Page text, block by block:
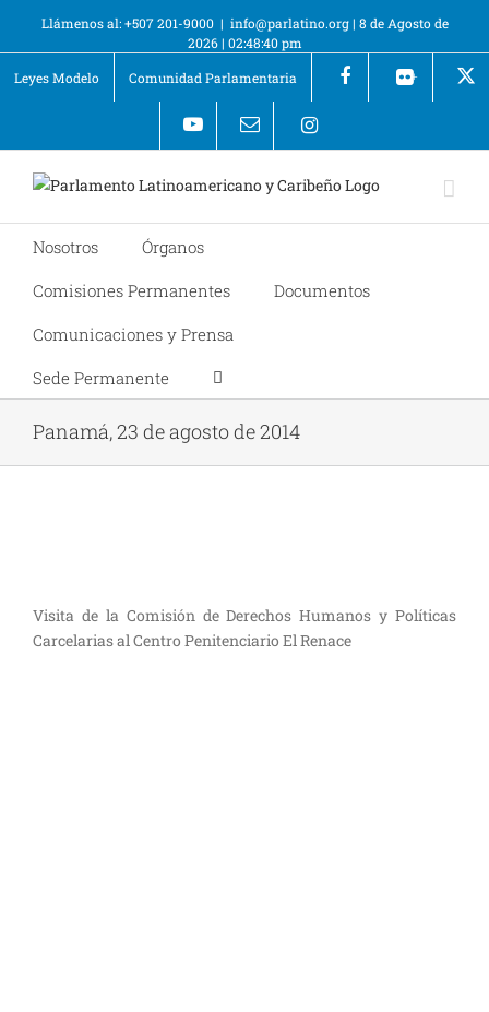
Llámenos al: +507 201-9000 | info@parlatino.org| 8 de Agosto de
2026 | 02:48:40 pm
Leyes Modelo
Comunidad Parlamentaria +
Nosotros
Órganos
Comisiones Permanentes
Documentos
Comunicaciones y Prensa
Sede Permanente
Panamá, 23 de agosto de 2014
Visita de la Comisión de Derechos Humanos y Políticas
Carcelarias al Centro Penitenciario El Renace